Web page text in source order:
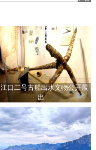
口二号古船出水文物公开展
出